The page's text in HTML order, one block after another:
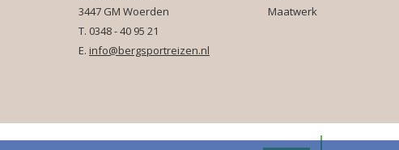
3447 GM Woerden
T. 0348 - 40 95 21
E. info@bergsportreizen.nl
Maatwerk